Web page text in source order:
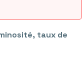
taux de